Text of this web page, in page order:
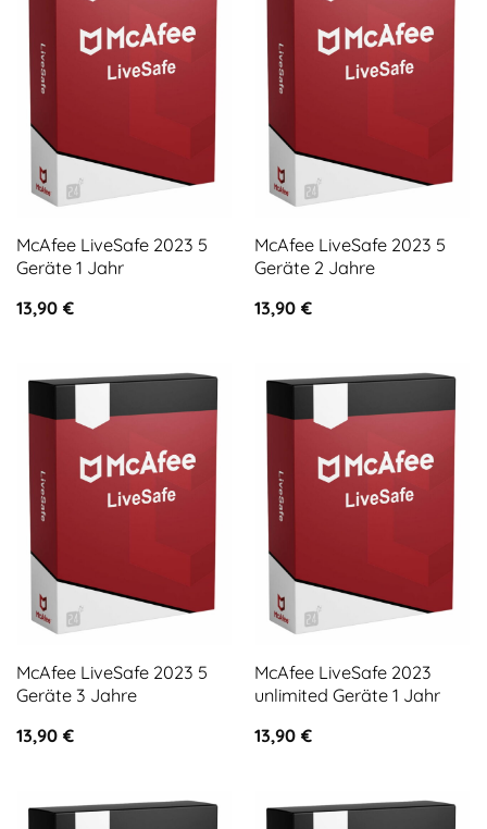
McAfee LiveSafe 2023 5
Geräte 1 Jahr
13,90 €
McAfee LiveSafe 2023 5
Geräte 2 Jahre
13,90 €
McAfee LiveSafe 2023 5
Geräte 3 Jahre
13,90 €
McAfee LiveSafe 2023
unlimited Geräte 1 Jahr
13,90 €